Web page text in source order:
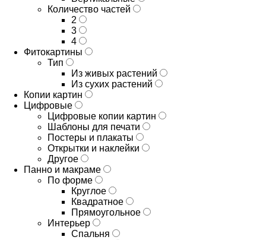
Количество частей
2
3
4
Фитокартины
Тип
Из живых растений
Из сухих растений
Копии картин
Цифровые
Цифровые копии картин
Шаблоны для печати
Постеры и плакаты
Открытки и наклейки
Другое
Панно и макраме
По форме
Круглое
Квадратное
Прямоугольное
Интерьер
Спальня